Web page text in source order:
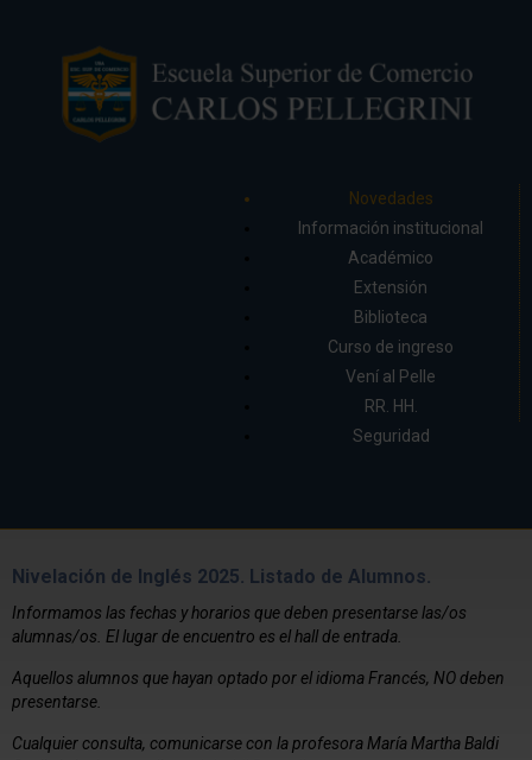
Novedades
Información institucional
Académico
Extensión
Biblioteca
Curso de ingreso
Vení al Pelle
RR. HH.
Seguridad
Nivelación de Inglés 2025. Listado de Alumnos.
Informamos las fechas y horarios que deben presentarse las/os
alumnas/os. El lugar de encuentro es el hall de entrada.
Aquellos alumnos que hayan optado por el idioma Francés, NO deben
presentarse.
Cualquier consulta, comunicarse con la profesora María Martha Baldi